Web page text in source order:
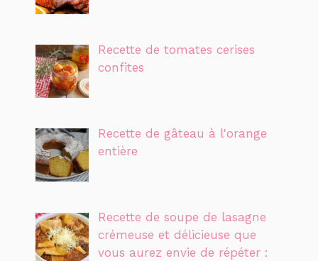
Recette de tomates cerises
confites
Recette de gâteau à l'orange
entière
Recette de soupe de lasagne
crémeuse et délicieuse que
vous aurez envie de répéter :